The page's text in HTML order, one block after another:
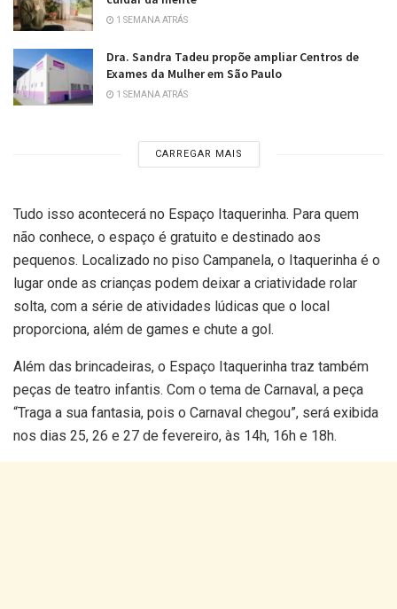
1 SEMANA ATRÁS
Dra. Sandra Tadeu propõe ampliar Centros de
Exames da Mulher em São Paulo
1 SEMANA ATRÁS
CARREGAR MAIS
Tudo isso acontecerá no Espaço Itaquerinha. Para quem
não conhece, o espaço é gratuito e destinado aos
pequenos. Localizado no piso Campanela, o Itaquerinha é o
lugar onde as crianças podem deixar a criatividade rolar
solta, com a série de atividades lúdicas que o local
proporciona, além de games e chute a gol.
Além das brincadeiras, o Espaço Itaquerinha traz também
peças de teatro infantis. Com o tema de Carnaval, a peça
“Traga a sua fantasia, pois o Carnaval chegou”, será exibida
nos dias 25, 26 e 27 de fevereiro, às 14h, 16h e 18h.